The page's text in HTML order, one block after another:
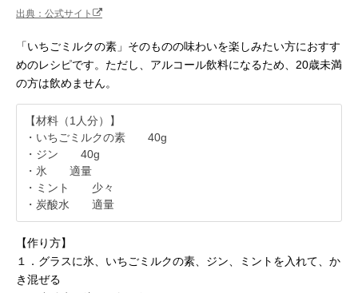
出典：公式サイト
「いちごミルクの素」そのものの味わいを楽しみたい方におすす
めのレシピです。ただし、アルコール飲料になるため、20歳未満
の方は飲めません。
【材料（1人分）】
・いちごミルクの素 40g
・ジン 40g
・氷 適量
・ミント 少々
・炭酸水 適量
【作り方】
１．グラスに氷、いちごミルクの素、ジン、ミントを入れて、か
き混ぜる